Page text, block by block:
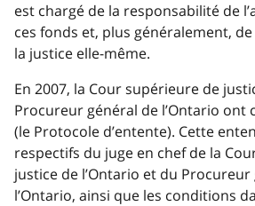
est chargé de la responsabilité de
ces fonds et, plus généralement,
la justice elle-même.
En 2007, la Cour supérieure de
Procureur général de l’Ontario ont
(le Protocole d’entente). Cette
respectifs du juge en chef de la
justice de l’Ontario et du
l’Ontario, ainsi que les conditions